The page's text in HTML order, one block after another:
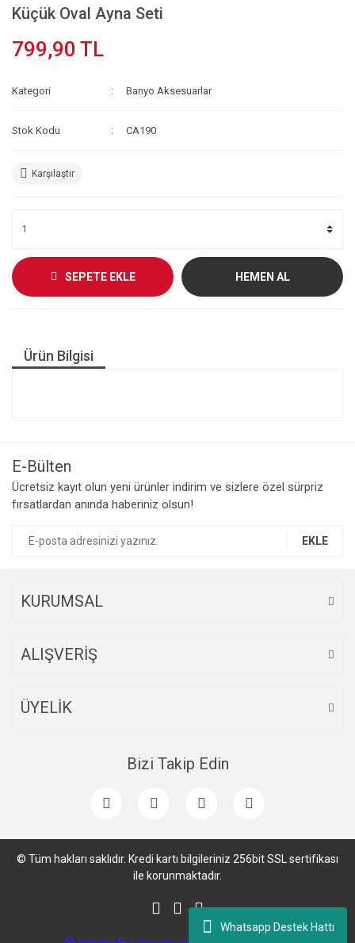
Whatsapp Destek Hattı
Küçük Oval Ayna Seti
799,90 TL
Kategori Banyo Aksesuarlar
Stok Kodu CA190
Karşılaştır
SEPETE EKLE HEMEN AL
Ürün Bilgisi
E-Bülten
Ücretsiz kayıt olun yeni ürünler indirim ve sizlere özel sürpriz
fırsatlardan anında haberiniz olsun!
EKLE
KURUMSAL
ALIŞVERİŞ
ÜYELİK
Bizi Takip Edin
© Tüm hakları saklıdır. Kredi kartı bilgileriniz 256bit SSL sertifikası
ile korunmaktadır.